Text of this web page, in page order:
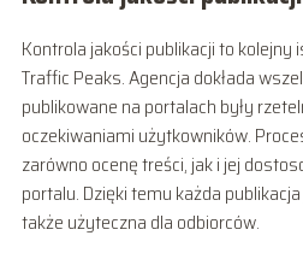
Kontrola jakości publikacji to kolejny
Traffic Peaks. Agencja dokłada
publikowane na portalach były
oczekiwaniami użytkowników.
zarówno ocenę treści, jak i jej
portalu. Dzięki temu każda
także użyteczna dla odbiorców.